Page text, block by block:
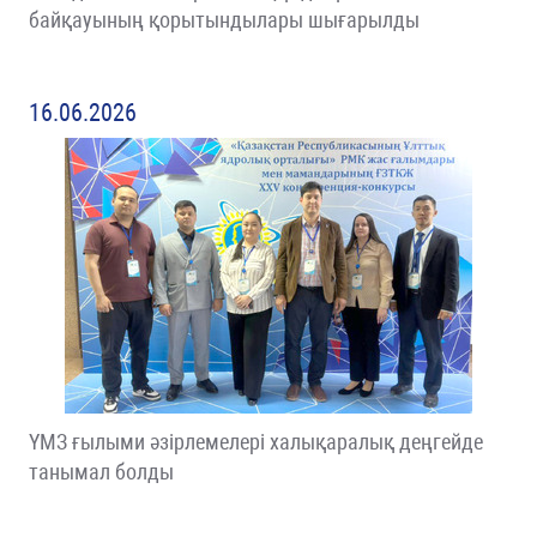
байқауының қорытындылары шығарылды
16.06.2026
ҮМЗ ғылыми әзірлемелері халықаралық деңгейде
танымал болды